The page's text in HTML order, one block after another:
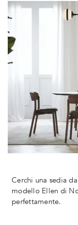
Cerchi una sedia
modello Ellen di
perfettamente.